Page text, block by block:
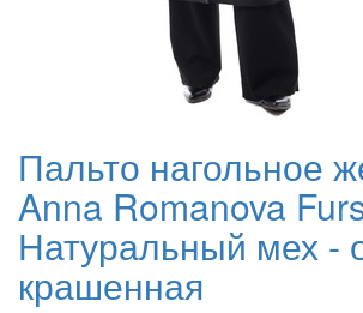
Пальто нагольное
Anna Romanova
Натуральный мех -
крашенная